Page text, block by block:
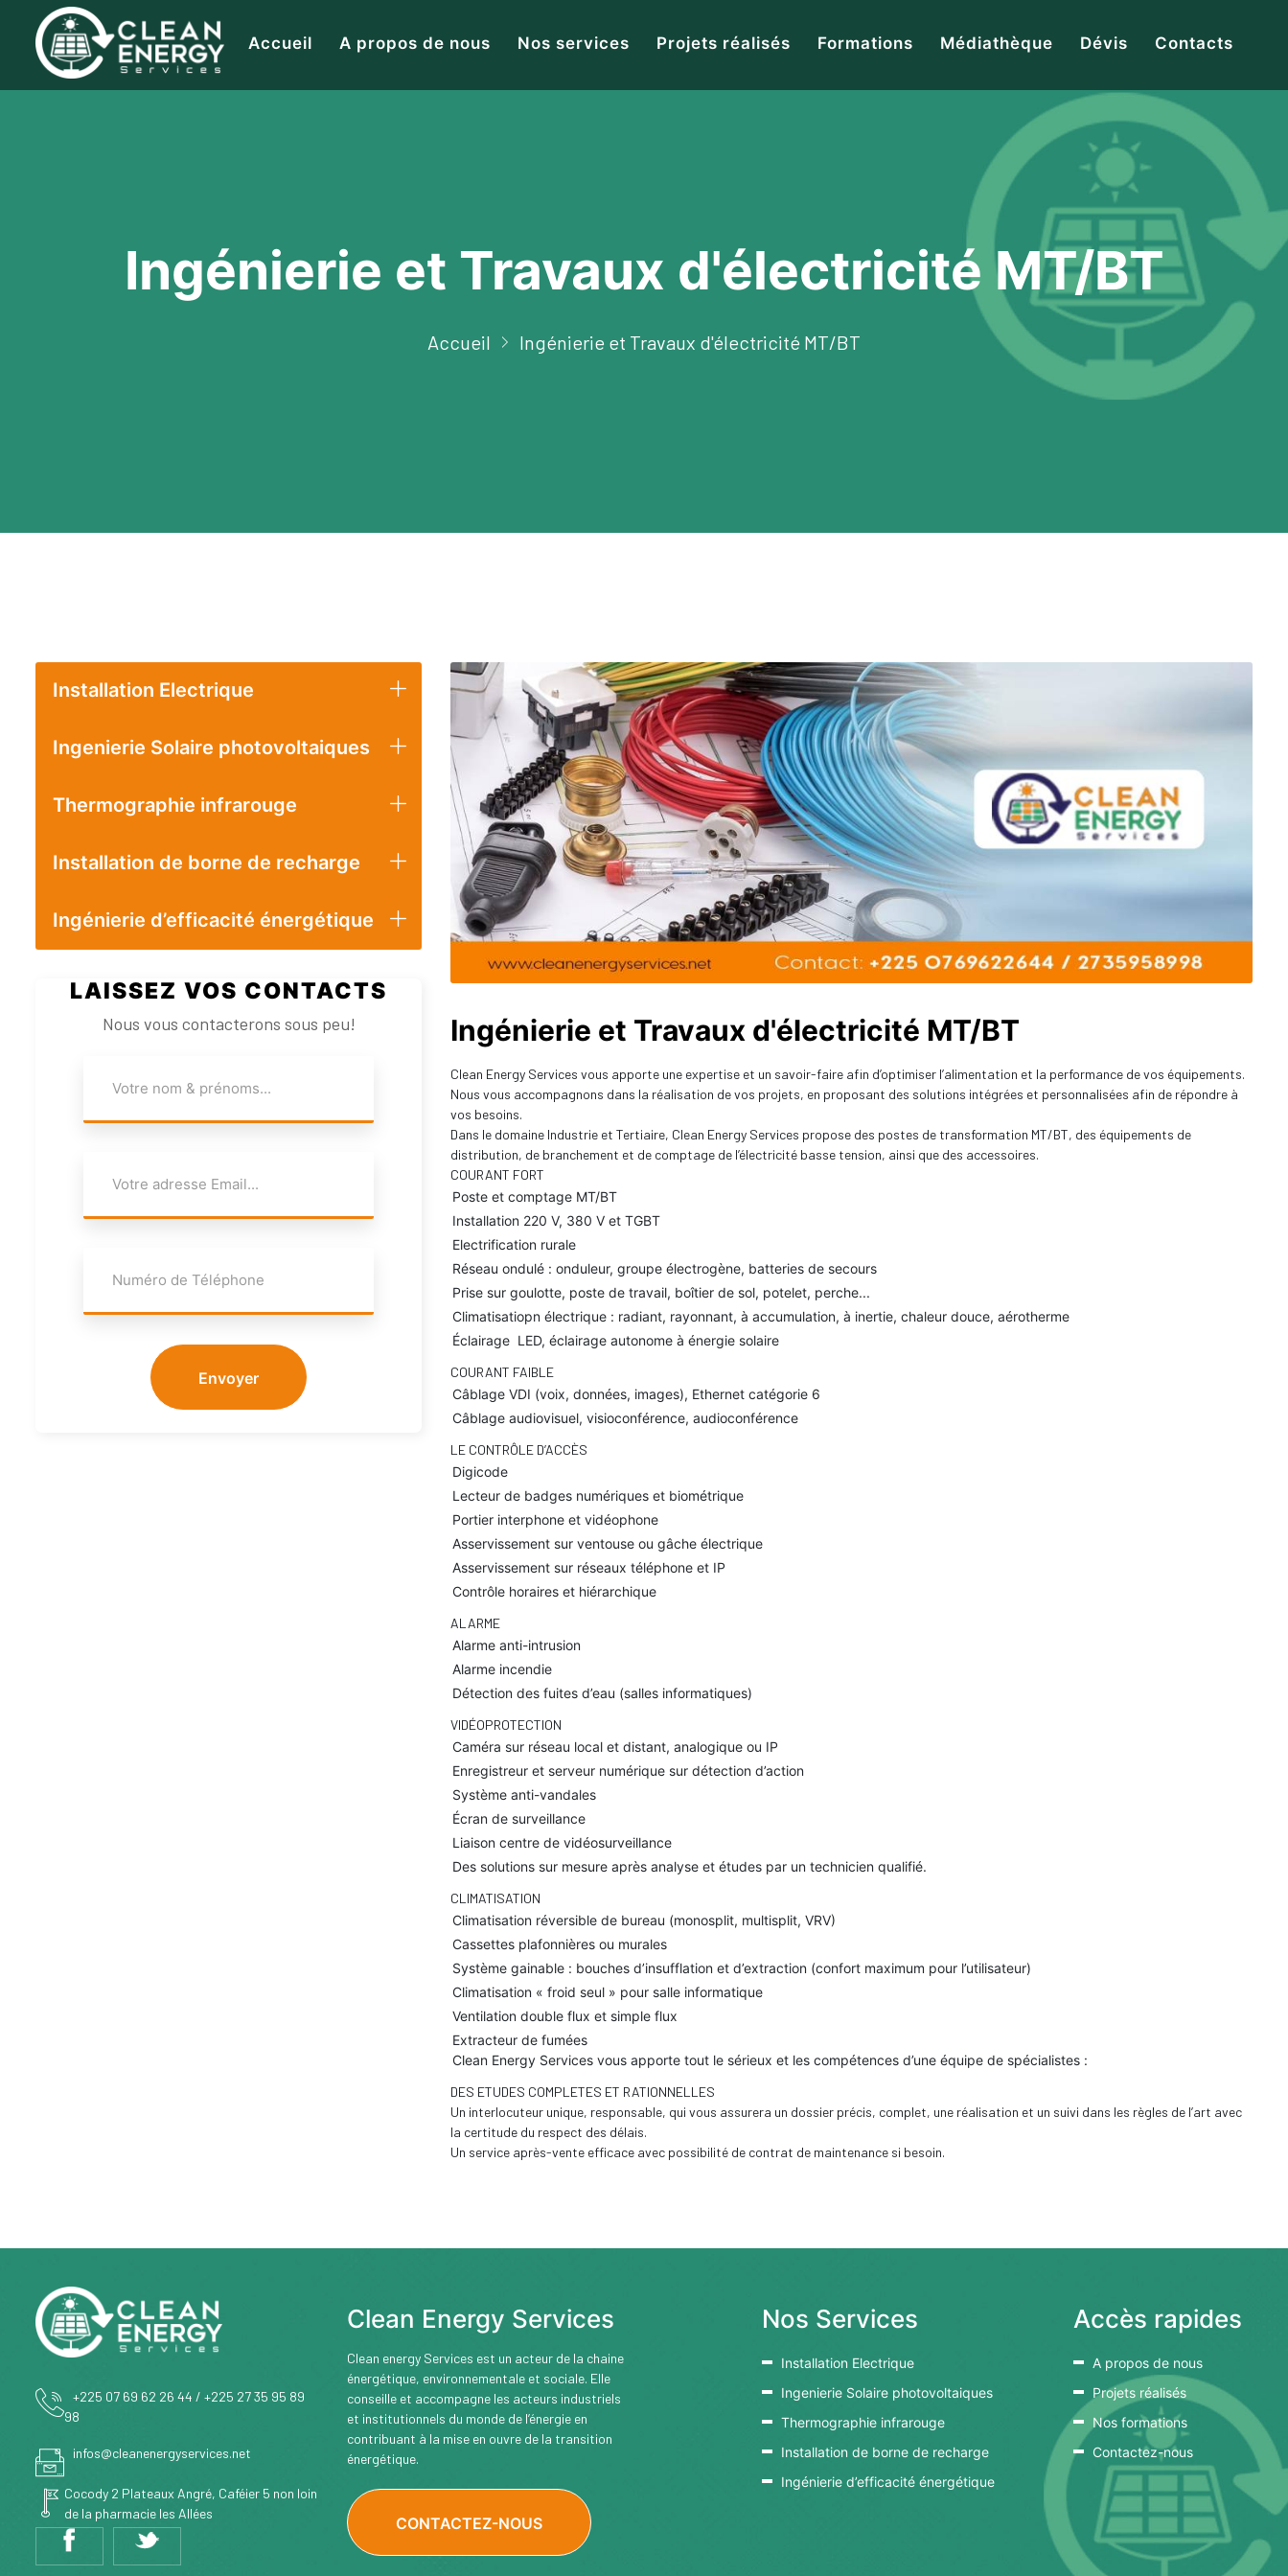
Accueil A propos de nous Nos services Projets réalisés Formations Médiathèque Dévis Contacts
Ingénierie et Travaux d'électricité MT/BT
Accueil Ingénierie et Travaux d'électricité MT/BT
Installation Electrique
Ingenierie Solaire photovoltaiques
Thermographie infrarouge
Installation de borne de recharge
Ingénierie d’efficacité énergétique
LAISSEZ VOS CONTACTS
Nous vous contacterons sous peu!
Envoyer
Ingénierie et Travaux d'électricité MT/BT
Clean Energy Services vous apporte une expertise et un savoir-faire afin d’optimiser l’alimentation et la performance de vos équipements.
Nous vous accompagnons dans la réalisation de vos projets, en proposant des solutions intégrées et personnalisées afin de répondre à
vos besoins.
Dans le domaine Industrie et Tertiaire, Clean Energy Services propose des postes de transformation MT/BT, des équipements de
distribution, de branchement et de comptage de l’électricité basse tension, ainsi que des accessoires.
COURANT FORT
Poste et comptage MT/BT
Installation 220 V, 380 V et TGBT
Electrification rurale
Réseau ondulé : onduleur, groupe électrogène, batteries de secours
Prise sur goulotte, poste de travail, boîtier de sol, potelet, perche...
Climatisatiopn électrique : radiant, rayonnant, à accumulation, à inertie, chaleur douce, aérotherme
Éclairage LED, éclairage autonome à énergie solaire
COURANT FAIBLE
Câblage VDI (voix, données, images), Ethernet catégorie 6
Câblage audiovisuel, visioconférence, audioconférence
LE CONTRÔLE D’ACCÈS
Digicode
Lecteur de badges numériques et biométrique
Portier interphone et vidéophone
Asservissement sur ventouse ou gâche électrique
Asservissement sur réseaux téléphone et IP
Contrôle horaires et hiérarchique
ALARME
Alarme anti-intrusion
Alarme incendie
Détection des fuites d’eau (salles informatiques)
VIDÉOPROTECTION
Caméra sur réseau local et distant, analogique ou IP
Enregistreur et serveur numérique sur détection d’action
Système anti-vandales
Écran de surveillance
Liaison centre de vidéosurveillance
Des solutions sur mesure après analyse et études par un technicien qualifié.
CLIMATISATION
Climatisation réversible de bureau (monosplit, multisplit, VRV)
Cassettes plafonnières ou murales
Système gainable : bouches d’insufflation et d’extraction (confort maximum pour l’utilisateur)
Climatisation « froid seul » pour salle informatique
Ventilation double flux et simple flux
Extracteur de fumées
Clean Energy Services vous apporte tout le sérieux et les compétences d’une équipe de spécialistes :
DES ETUDES COMPLETES ET RATIONNELLES
Un interlocuteur unique, responsable, qui vous assurera un dossier précis, complet, une réalisation et un suivi dans les règles de l’art avec
la certitude du respect des délais.
Un service après-vente efficace avec possibilité de contrat de maintenance si besoin.
+225 07 69 62 26 44 / +225 27 35 95 89
98
infos@cleanenergyservices.net
Cocody 2 Plateaux Angré, Caféier 5 non loin
de la pharmacie les Allées
Clean Energy Services
Clean energy Services est un acteur de la chaine
énergétique, environnementale et sociale. Elle
conseille et accompagne les acteurs industriels
et institutionnels du monde de l’énergie en
contribuant à la mise en ouvre de la transition
énergétique.
CONTACTEZ-NOUS
Nos Services
Installation Electrique
Ingenierie Solaire photovoltaiques
Thermographie infrarouge
Installation de borne de recharge
Ingénierie d’efficacité énergétique
Accès rapides
A propos de nous
Projets réalisés
Nos formations
Contactez-nous